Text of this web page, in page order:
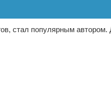
стал популярным